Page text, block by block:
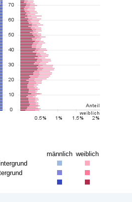
männlich weiblich